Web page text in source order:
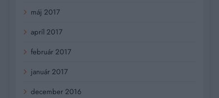
máj 2017
apríl 2017
február 2017
január 2017
december 2016